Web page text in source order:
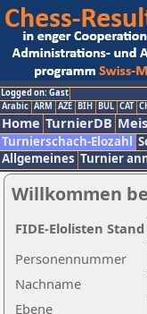
Logged on: Gast
Arabic ARM AZE BIH BUL CAT
Home TurnierDB
Turnierschach-Elozahl
Allgemeines Turnier
Willkommen
Nachname
Ebene
Personennummer
FIDE-Elolisten Stand